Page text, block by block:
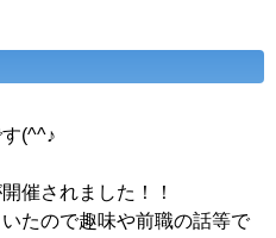
(^^♪
催されました！！
たので趣味や前職の話等で